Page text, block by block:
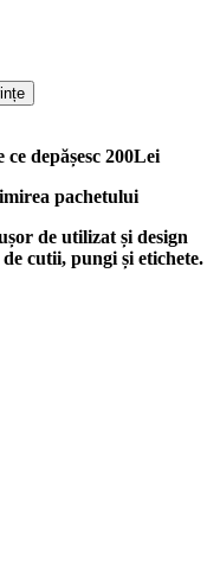
depășesc 200Lei
pachetului
de utilizat și design
cutii, pungi și etichete.